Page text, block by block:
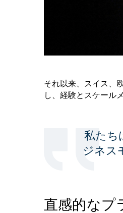
それ以来、スイス、
し、経験とスケール
私たち
ジネス
直感的なプ